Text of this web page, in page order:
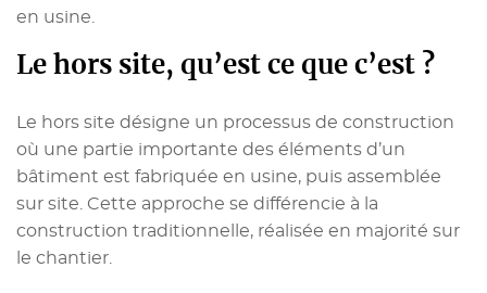
en usine.
Le hors site, qu’est ce que c’est ?
Le hors site désigne un processus de construction
où une partie importante des éléments d’un
bâtiment est fabriquée en usine, puis assemblée
sur site. Cette approche se différencie à la
construction traditionnelle, réalisée en majorité sur
le chantier.